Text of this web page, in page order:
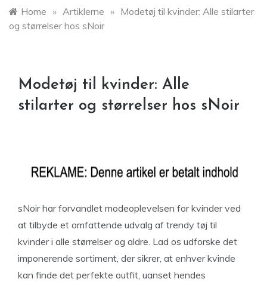
Home » Artiklerne » Modetøj til kvinder: Alle stilarter
og størrelser hos sNoir
Modetøj til kvinder: Alle
stilarter og størrelser hos sNoir
sNoir har forvandlet modeoplevelsen for kvinder ved
at tilbyde et omfattende udvalg af trendy tøj til
kvinder i alle størrelser og aldre. Lad os udforske det
imponerende sortiment, der sikrer, at enhver kvinde
kan finde det perfekte outfit, uanset hendes